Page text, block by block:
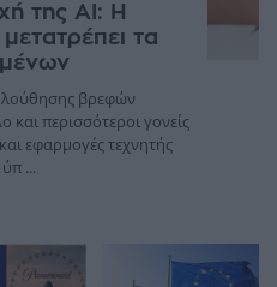
της AI: Η
τα
βρεφών
περισσότεροι γονείς
εφαρμογές τεχνητής
...